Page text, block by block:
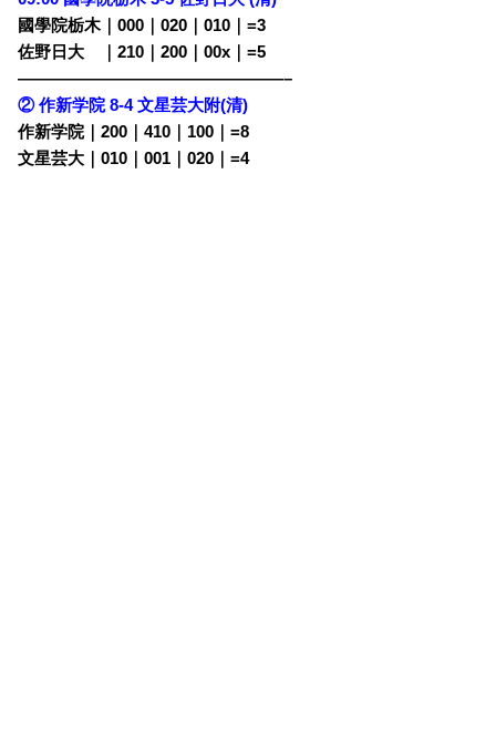
國學院栃木｜000｜020｜010｜=3
佐野日大
｜210｜200｜00x｜=5
————————————————–
② 作新学院 8-4 文星芸大附(清)
作新学院｜200｜410｜100｜=8
文星芸大｜010｜001｜020｜=4